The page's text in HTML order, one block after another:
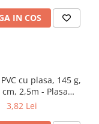
IN COS
cu plasa, 145 g,
cm, 2,5m - Plasa
portocalie
3,82 Lei